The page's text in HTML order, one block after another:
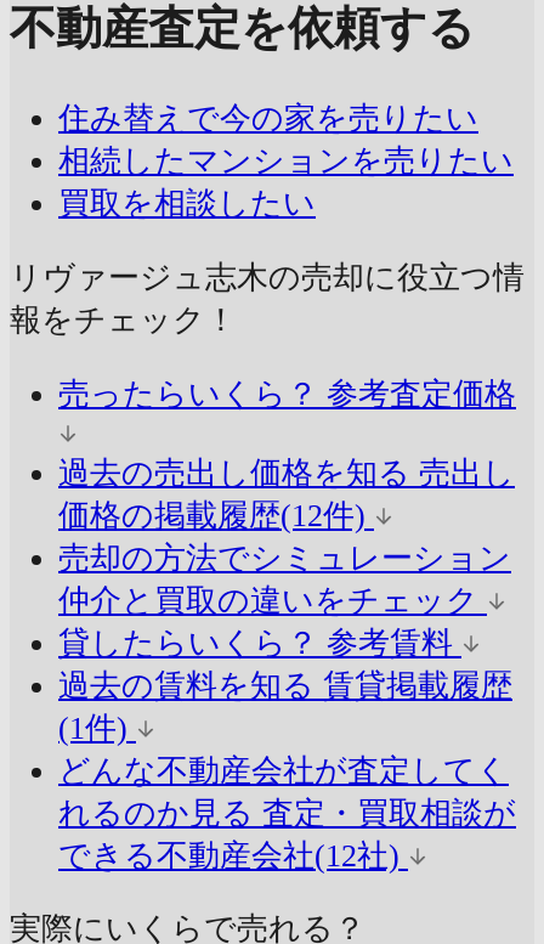
不動産査定を依頼する
住み替えで今の家を売りたい
相続したマンションを売りたい
買取を相談したい
リヴァージュ志木の売却に役立つ情
報をチェック！
売ったらいくら？ 参考査定価格
過去の売出し価格を知る 売出し
価格の掲載履歴(12件)
売却の方法でシミュレーション
仲介と買取の違いをチェック
貸したらいくら？ 参考賃料
過去の賃料を知る 賃貸掲載履歴
(1件)
どんな不動産会社が査定してく
れるのか見る 査定・買取相談が
できる不動産会社(12社)
実際にいくらで売れる？